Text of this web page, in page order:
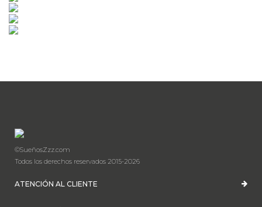
©SueñosZzz.com
Todos los derechos reservados 2015-2026
ATENCIÓN AL CLIENTE